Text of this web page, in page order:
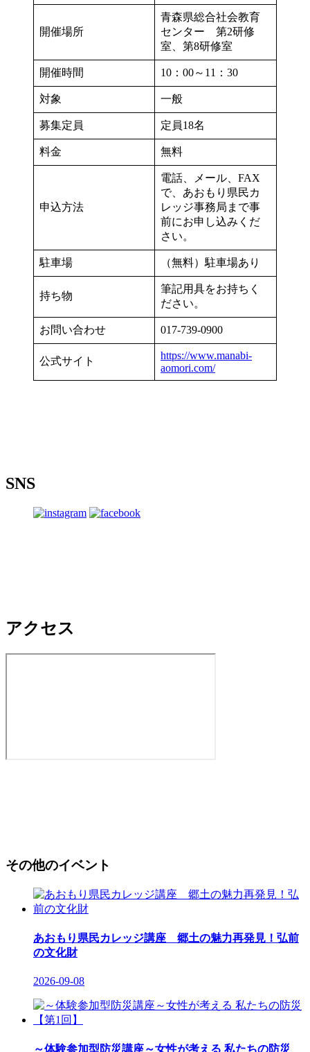
開催場所
青森県総合社会教育
センター 第2研修
室、第8研修室
開催時間 10：00～11：30
対象 一般
募集定員 定員18名
料金 無料
申込方法
電話、メール、FAX
で、あおもり県民カ
レッジ事務局まで事
前にお申し込みくだ
さい。
駐車場 （無料）駐車場あり
持ち物
筆記用具をお持ちく
ださい。
お問い合わせ 017-739-0900
公式サイト
https://www.manabi-
aomori.com/
SNS
アクセス
その他のイベント
あおもり県民カレッジ講座 郷土の魅力再発見！弘前
の文化財
2026-09-08
～体験参加型防災講座～女性が考える 私たちの防災